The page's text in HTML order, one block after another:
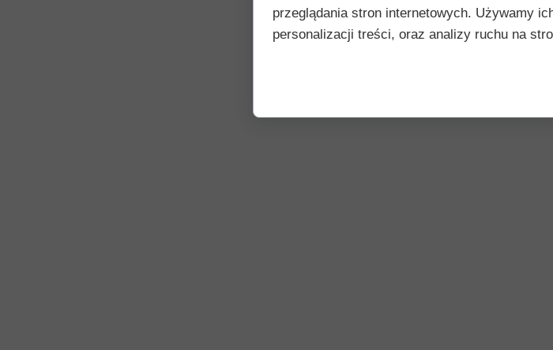
przeglądania stron internetowych. Używamy
personalizacji treści, oraz analizy ruchu na